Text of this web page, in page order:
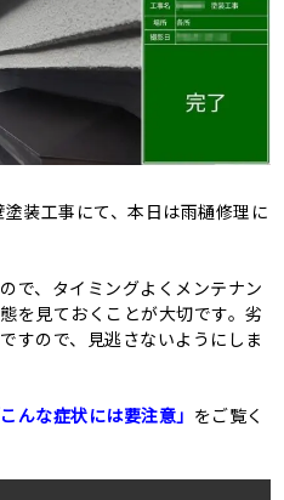
装工事にて、本日は雨樋修理に
で、タイミングよくメンテナン
を見ておくことが大切です。劣
すので、見逃さないようにしま
こんな症状には要注意」 をご覧く